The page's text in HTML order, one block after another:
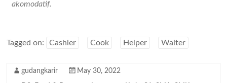
akomodatif.
Tagged on: Cashier Cook Helper Waiter
gudangkarir May 30, 2022